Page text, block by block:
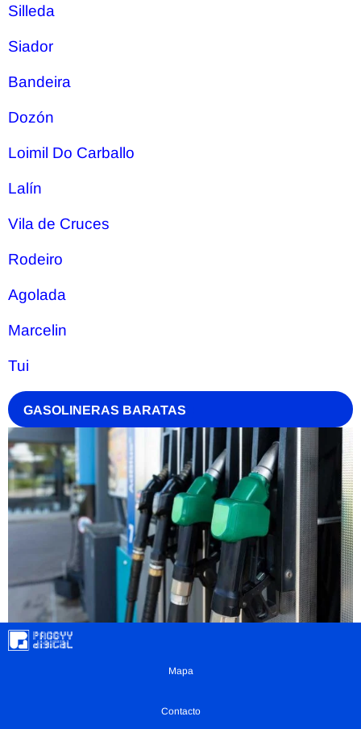
Silleda
Siador
Bandeira
Dozón
Loimil Do Carballo
Lalín
Vila de Cruces
Rodeiro
Agolada
Marcelin
Tui
GASOLINERAS BARATAS
Mapa
Contacto